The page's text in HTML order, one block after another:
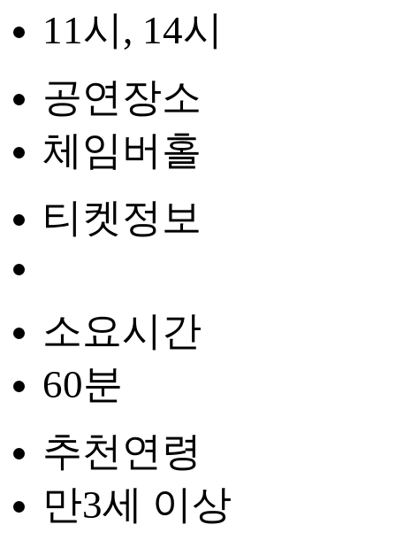
11시, 14시
공연장소
체임버홀
티켓정보
소요시간
60분
추천연령
만3세 이상